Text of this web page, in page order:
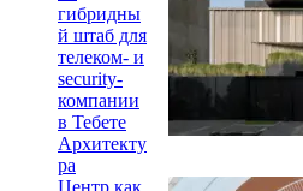
гибридны
й штаб для
телеком- и
security-
компании
в Тебете
Архитекту
ра